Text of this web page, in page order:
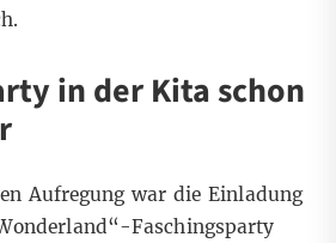
in der Kita schon
Aufregung war dieEinladung
Faschingsparty